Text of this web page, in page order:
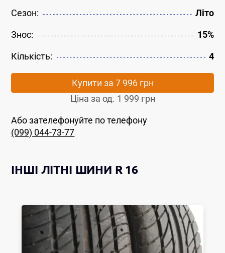
Сезон: Літо
Знос: 15%
Кількість: 4
Купити за 7 996 грн
Ціна за од. 1 999 грн
Або зателефонуйте по телефону
(099) 044-73-77
ІНШІ ЛІТНІ ШИНИ R 16